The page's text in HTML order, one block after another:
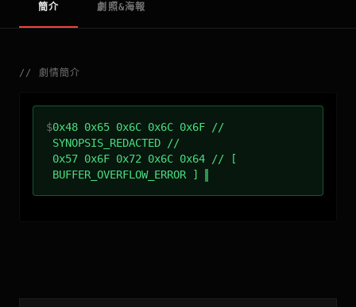
簡介 劇照&海報
// 劇情簡介
$0x48 0x65 0x6C 0x6C 0x6F //
SYNOPSIS_REDACTED //
0x57 0x6F 0x72 0x6C 0x64 // [
BUFFER_OVERFLOW_ERROR ]